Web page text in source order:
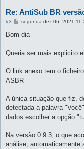
Re: AntiSub BR
#3
M
n
g
segunda dez 06, 2021
Bom dia
Queria ser mais explicito
O link anexo tem o
ASBR
A única situação que fiz,
detectada a palavra
dados escolher a opção
Na versão 0.9.3, o que
análise, automaticamente